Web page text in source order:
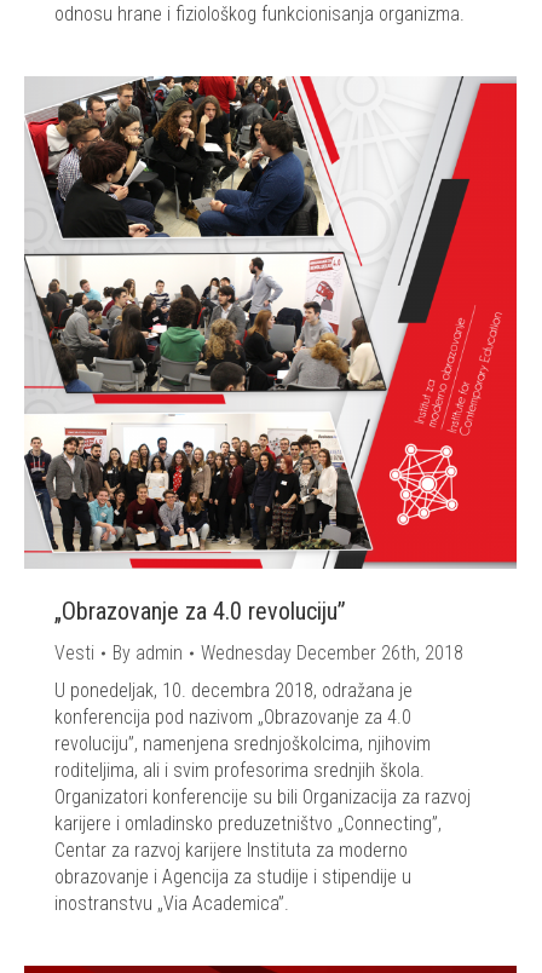
odnosu hrane i fiziološkog funkcionisanja organizma.
„Obrazovanje za 4.0 revoluciju”
Vesti By admin
Wednesday December 26th, 2018
U ponedeljak, 10. decembra 2018, odražana je
konferencija pod nazivom „Obrazovanje za 4.0
revoluciju”, namenjena srednjoškolcima, njihovim
roditeljima, ali i svim profesorima srednjih škola.
Organizatori konferencije su bili Organizacija za razvoj
karijere i omladinsko preduzetništvo „Connecting”,
Centar za razvoj karijere Instituta za moderno
obrazovanje i Agencija za studije i stipendije u
inostranstvu „Via Academica”.